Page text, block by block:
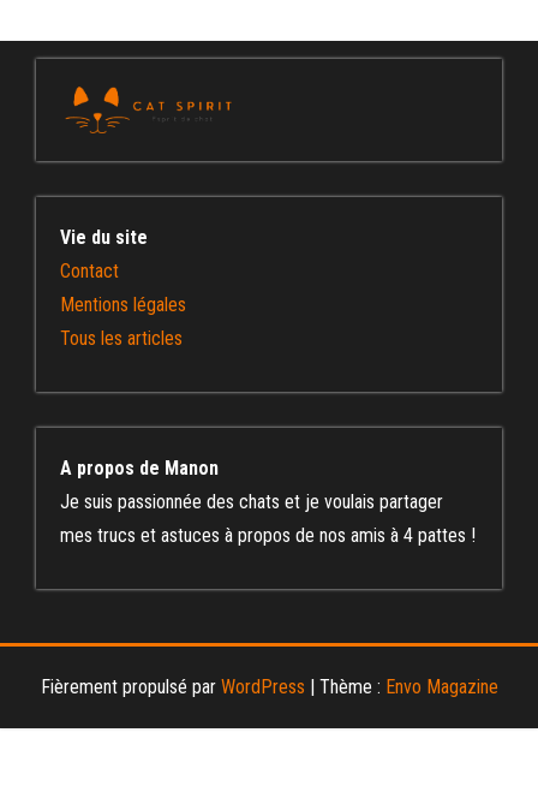
Vie du site
Contact
Mentions légales
Tous les articles
A propos de Manon
Je suis passionnée des chats et je voulais partager
mes trucs et astuces à propos de nos amis à 4 pattes !
Fièrement propulsé par WordPress | Thème : Envo Magazine